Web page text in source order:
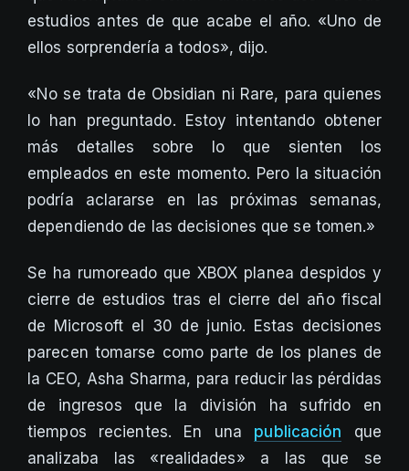
estudios antes de que acabe el año. «Uno de
ellos sorprendería a todos», dijo.
«No se trata de Obsidian ni Rare, para quienes
lo han preguntado. Estoy intentando obtener
más detalles sobre lo que sienten los
empleados en este momento. Pero la situación
podría aclararse en las próximas semanas,
dependiendo de las decisiones que se tomen.»
Se ha rumoreado que XBOX planea despidos y
cierre de estudios tras el cierre del año fiscal
de Microsoft el 30 de junio. Estas decisiones
parecen tomarse como parte de los planes de
la CEO, Asha Sharma, para reducir las pérdidas
de ingresos que la división ha sufrido en
tiempos recientes. En una publicación que
analizaba las «realidades» a las que se